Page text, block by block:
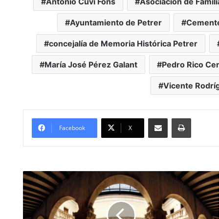
Ayuntamiento de Petrer
concejalía de Memoria Histórica Petrer
María José Pérez Galant Pedro Rico
Vicente
Facebook X
Compartir por Mail Imprimir
#Novelda quiere
ser
Municipio
Turístico
Singular